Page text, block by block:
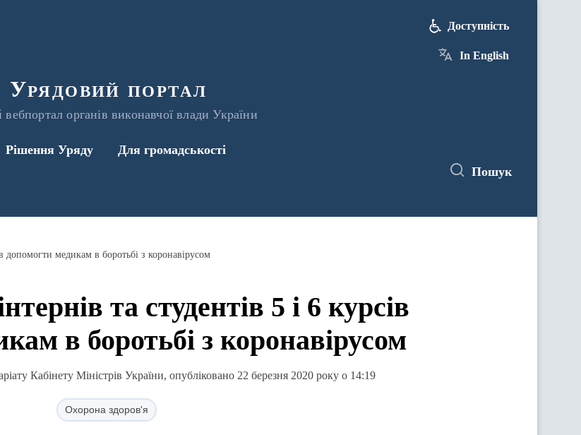
Урядовий портал
органів виконавчої влади України
Доступність
In English
Рішення Уряду Для громадськості
Пошук
допомогти медикам в боротьбі з коронавірусом
та студентів 5 і 6 курсів
в боротьбі з коронавірусом
Кабінету Міністрів України, опубліковано 22 березня 2020 року о 14:19
Охорона здоров'я